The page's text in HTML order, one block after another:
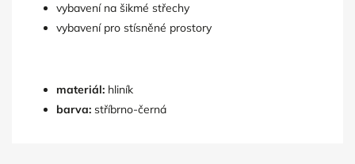
vybavení na šikmé střechy
vybavení pro stísněné prostory
materiál: hliník
barva: stříbrno-černá